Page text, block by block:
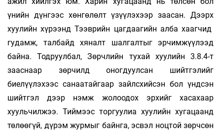
үнийн дүнгээс хөнгөлөлт үзүүлэхээр заасан. Дээрх
хуулийн хүрээнд Тээврийн цагдаагийн алба хаагчид
гудамж, талбайд хяналт шалгалтыг эрчимжүүлээд
байна. Тодруулбал, Зөрчлийн тухай хуулийн 3.8.4-т
зааснаар зөрчилд оногдуулсан шийтгэлийг
биелүүлэхээс санаатайгаар зайлсхийсэн бол үндсэн
шийтгэл дээр нэмж жолоодох эрхийг хасахаар
хуульчилжээ. Тиймээс торгуулиа хуулийн хугацаанд
төлөөгүй, дүрэм журмыг байнга, эсвэл ноцтой зөрчсөн